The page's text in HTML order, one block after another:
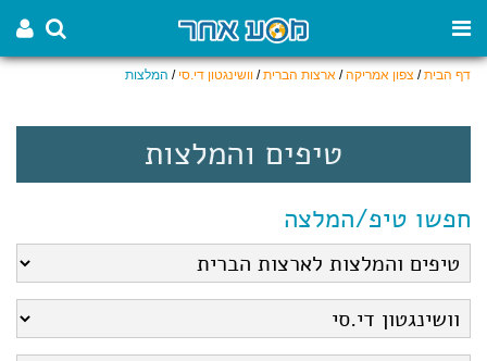
דף הבית/ צפון אמריקה/ ארצות הברית/ וושינגטון די.סי / המלצות
טיפים והמלצות
חפשו טיפ/המלצה